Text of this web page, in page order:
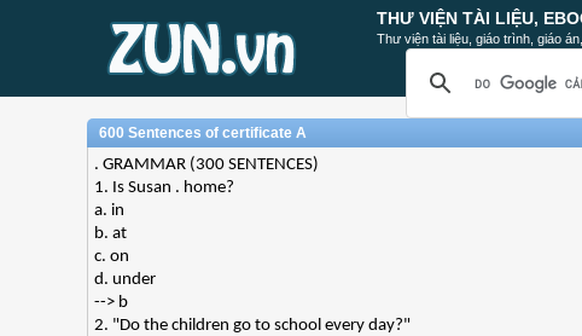
THƯ VIỆN TÀI LIỆU,
Thư viện tài liệu, giáo trình, giáo
600 Sentences of certificate A
. GRAMMAR (300 SENTENCES)
1. Is Susan . home?
a. in
b. at
c. on
d. under
--> b
2. "Do the children go to school every day?"